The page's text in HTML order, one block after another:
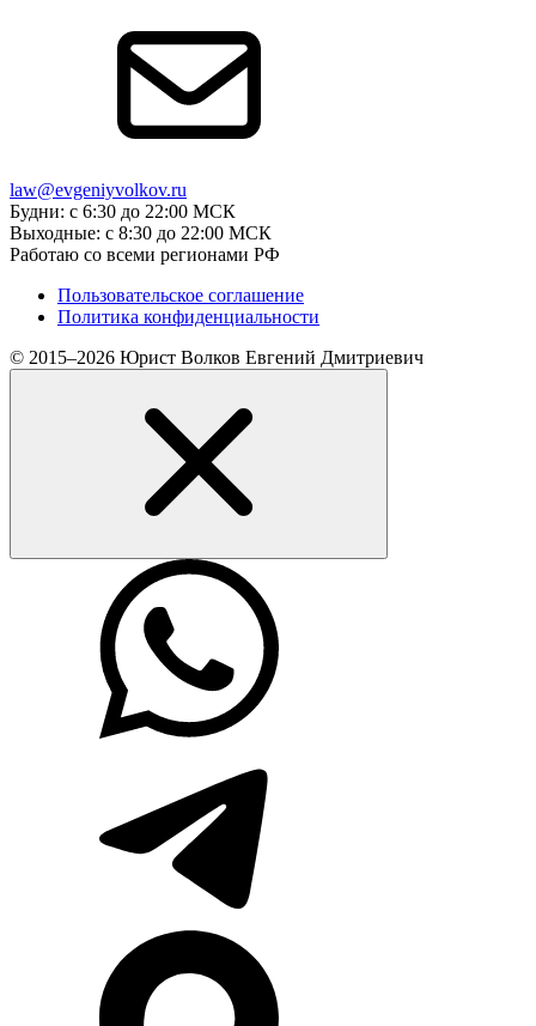
law@evgeniyvolkov.ru
Будни: с 6:30 до 22:00 МСК
Выходные: с 8:30 до 22:00 МСК
Работаю со всеми регионами РФ
Пользовательское соглашение
Политика конфиденциальности
© 2015–2026 Юрист Волков Евгений Дмитриевич